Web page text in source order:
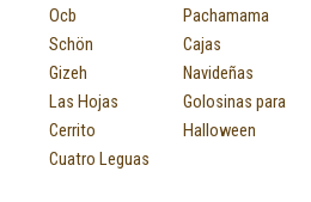
Ocb
Schön
Gizeh
Las Hojas
Cerrito
Cuatro Leguas
Pachamama
Cajas
Navideñas
Golosinas para
Halloween